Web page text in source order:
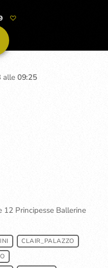
alle 09:25
12 Principesse Ballerine
CLAIR_PALAZZO